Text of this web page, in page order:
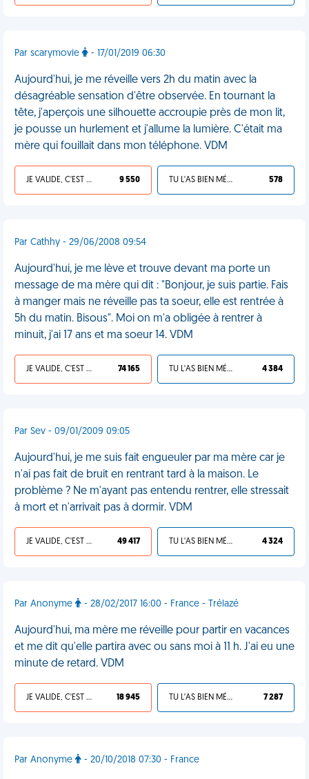
Par scarymovie - 17/01/2019 06:30
Aujourd'hui, je me réveille vers 2h du matin avec la
désagréable sensation d'être observée. En tournant la
tête, j'aperçois une silhouette accroupie près de mon lit,
je pousse un hurlement et j'allume la lumière. C'était ma
mère qui fouillait dans mon téléphone. VDM
JE VALIDE, C'EST UNE VDM 9 550 TU L'AS BIEN MÉRITÉ 578
Par Cathhy - 29/06/2008 09:54
Aujourd'hui, je me lève et trouve devant ma porte un
message de ma mère qui dit : "Bonjour, je suis partie. Fais
à manger mais ne réveille pas ta soeur, elle est rentrée à
5h du matin. Bisous". Moi on m'a obligée à rentrer à
minuit, j'ai 17 ans et ma soeur 14. VDM
JE VALIDE, C'EST UNE VDM 74 165 TU L'AS BIEN MÉRITÉ 4 384
Par Sev - 09/01/2009 09:05
Aujourd'hui, je me suis fait engueuler par ma mère car je
n'ai pas fait de bruit en rentrant tard à la maison. Le
problème ? Ne m'ayant pas entendu rentrer, elle stressait
à mort et n'arrivait pas à dormir. VDM
JE VALIDE, C'EST UNE VDM 49 417 TU L'AS BIEN MÉRITÉ 4 324
Par Anonyme - 28/02/2017 16:00 - France - Trélazé
Aujourd'hui, ma mère me réveille pour partir en vacances
et me dit qu'elle partira avec ou sans moi à 11 h. J'ai eu une
minute de retard. VDM
JE VALIDE, C'EST UNE VDM 18 945 TU L'AS BIEN MÉRITÉ 7 287
Par Anonyme - 20/10/2018 07:30 - France